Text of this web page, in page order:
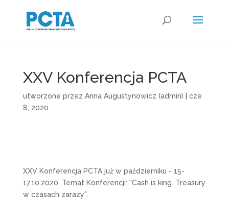
XXV Konferencja PCTA
utworzone przez Anna Augustynowicz (admin)
cze
8, 2020
XXV Konferencja PCTA już w październiku - 15-
17.10.2020. Temat Konferencji: "Cash is king. Treasury
w czasach zarazy".